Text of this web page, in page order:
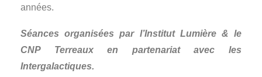
années.
Séances organisées par l’Institut Lumière & le
CNP Terreaux en partenariat avec les
Intergalactiques.